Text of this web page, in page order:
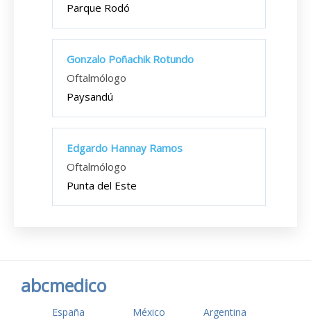
Parque Rodó
Gonzalo Poñachik Rotundo
Oftalmólogo
Paysandú
Edgardo Hannay Ramos
Oftalmólogo
Punta del Este
abcmedico
España México Argentina